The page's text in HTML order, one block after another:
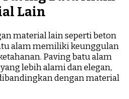
Lain
material lain seperti beton
alam memiliki keunggulan
Paving batu alam
lebih alami dan elegan,
dengan material